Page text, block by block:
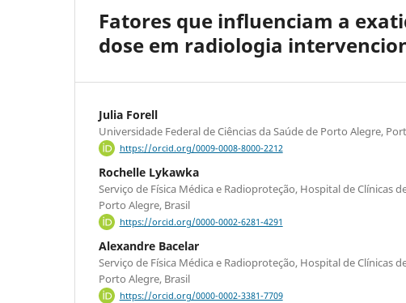
Fatores que influenciam a
dose em radiologia
Julia Forell
Universidade Federal de Ciências da Saúde de Porto Alegre,
https://orcid.org/0009-0008-8000-2212
Rochelle Lykawka
Serviço de Física Médica e Radioproteção, Hospital de Clínicas
Porto Alegre, Brasil
https://orcid.org/0000-0002-6281-4291
Alexandre Bacelar
Serviço de Física Médica e Radioproteção, Hospital de Clínicas
Porto Alegre, Brasil
https://orcid.org/0000-0002-3381-7709